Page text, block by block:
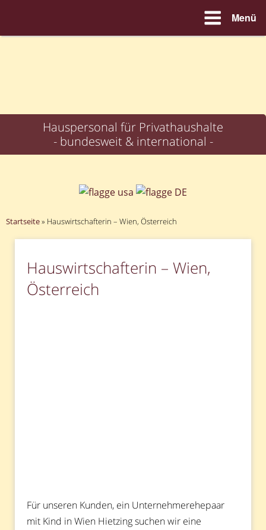
Menü
Hauspersonal für Privathaushalte
- bundesweit & international -
Startseite» Hauswirtschafterin – Wien, Österreich
Hauswirtschafterin – Wien,
Österreich
Für unseren Kunden, ein Unternehmerehepaar
mit Kind in Wien Hietzing suchen wir eine